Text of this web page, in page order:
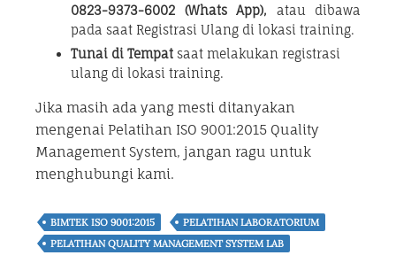
0823-9373-6002 (Whats App), atau dibawa
pada saat Registrasi Ulang di lokasi training.
Tunai di Tempat saat melakukan registrasi
ulang di lokasi training.
Jika masih ada yang mesti ditanyakan
mengenai Pelatihan ISO 9001:2015 Quality
Management System, jangan ragu untuk
menghubungi kami.
BIMTEK ISO 9001:2015
PELATIHAN LABORATORIUM
PELATIHAN QUALITY MANAGEMENT SYSTEM LAB